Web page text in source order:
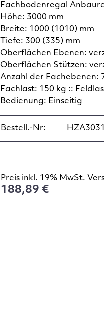
Fachbodenregal
Höhe: 3000 mm
Breite: 1000 (1010) mm
Tiefe: 300 (335) mm
Oberflächen Ebenen:
Oberflächen Stützen:
Anzahl der Fachebenen:
Fachlast: 150 kg ::
Bedienung: Einseitig
Bestell.-Nr:
Preis inkl. 19% MwSt.
188,89 €